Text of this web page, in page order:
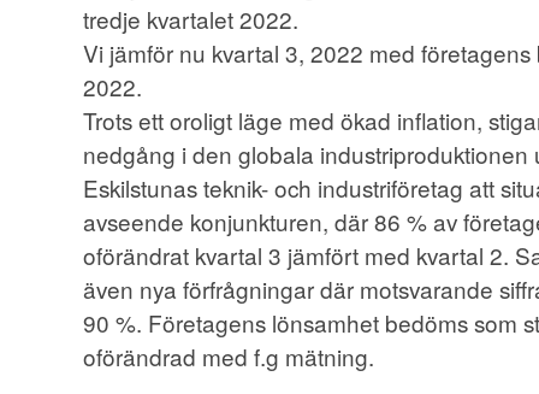
tredje kvartalet 2022.
Vi jämför nu kvartal 3, 2022 med
2022.
Trots ett oroligt läge med ökad inflation,
nedgång i den globala
Eskilstunas teknik- och industriföretag att
avseende konjunkturen, där 86 % av
oförändrat kvartal 3 jämfört med kvartal 2.
även nya förfrågningar där motsvarande
90 %. Företagens lönsamhet bedöms som
oförändrad med f.g mätning.